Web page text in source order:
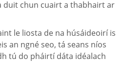
duit chun cuairt a thabhairt ar
le liosta de na húsáideoirí is
an ngné seo, tá seans níos
tú do pháirtí dáta idéalach